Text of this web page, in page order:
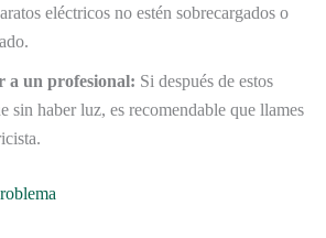
eléctricos no estén sobrecargados o
a un profesional: Si después de estos
sin haber luz, es recomendable que llames